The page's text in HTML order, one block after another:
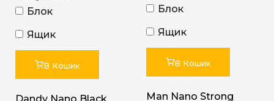
Блок
Ящик
В Кошик
Блок
Ящик
В Кошик
Man Nano Strong